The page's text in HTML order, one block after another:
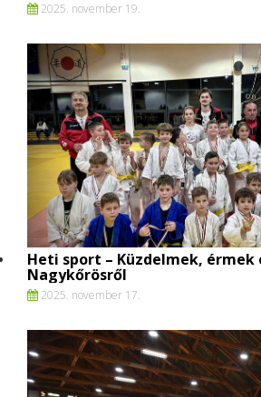
2025. november 19.
Heti sport – Küzdelmek, érmek
Nagykőrösről
2025. november 17.